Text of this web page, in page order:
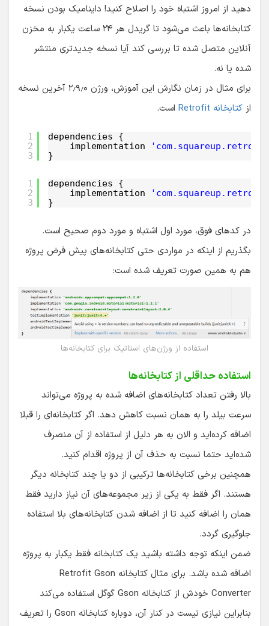
دهید از امروز اشتباه خود را اصلاح کنید! داینامیک بودن نسخه
کتابخانه‌ها باعث می‌شود تا گریدل هر ۲۴ ساعت یکبار به مخزن
آنلاین متصل شده تا بررسی کند آیا نسخه جدیدتری منتشر
شده یا نه.
برای مثال در زمان نگارش این آموزش، ورژن ۲٫۹٫۰ آخرین نسخه
از کتابخانه Retrofit است.
1
2
3
dependencies {
implementation
}
1
2
3
dependencies {
implementation
}
در کدهای فوق، مورد اول اشتباه و مورد دوم صحیح است.
بگذریم از اینکه در مواردی حتی کتابخانه‌های پیش فرض پروژه
هم به همین صورت تعریف شده است:
استفاده از ورژن‌های استاتیک برای کتابخانه‌ها
‌استفاده حداقلی از کتابخانه‌ها
بالا رفتن تعداد کتابخانه‌های اضافه شده به پروژه می‌تواند
سرعت بیلد را به همان نسبت کاهش دهد. اگر کتابخانه‌ای را قبلا
اضافه کرده‌اید و الان به هر دلیل از استفاده از آن منصرف
شده‌اید حتما نسبت به حذف آن از پروژه اقدام کنید.
همچنین برخی کتابخانه‌ها ترکیبی از دو یا چند کتابخانه دیگر
هستند. اگر فقط به یکی از زیر مجموعه‌های آن نیاز دارید فقط
همان را اضافه کنید تا از اضافه شدن کتابخانه‌های بلا استفاده
جلوگیری گردد.
ضمن اینکه توجه داشته باشید یک کتابخانه فقط یکبار به پروژه
اضافه شده باشد. برای مثال کتابخانه Retrofit Gson
Converter خودش از کتابخانه Gson گوگل استفاده می‌کند
بنابراین نیازی نیست در کنار آن، دوباره کتابخانه Gson را تعریف